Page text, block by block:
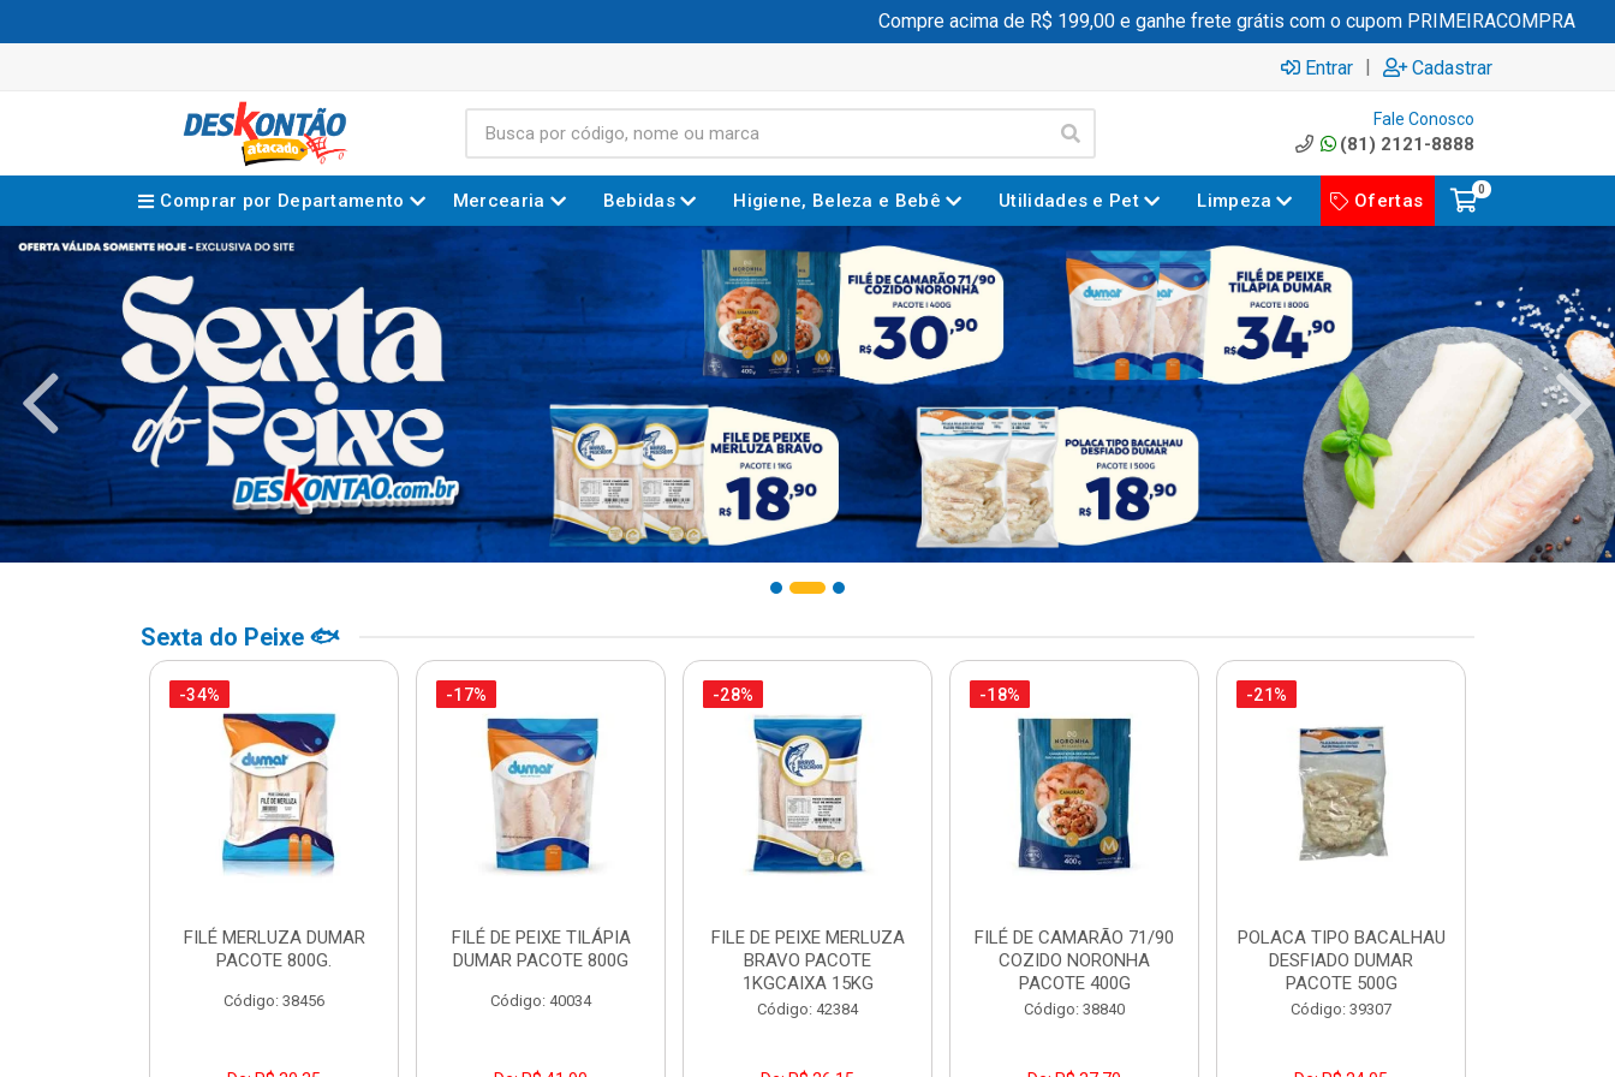
Compre acima de R$ 199,00 e ganhe frete grátis com o cupom PRIMEIRACOMPRA
Entrar | Cadastrar
Fale Conosco
(81) 2121-8888
Comprar por Departamento Mercearia Bebidas Higiene, Beleza e Bebê Utilidades e Pet Limpeza Ofertas
0
Sexta do Peixe 🐟
-34%
FILÉ MERLUZA DUMAR
PACOTE 800G.
Código: 38456
-17%
FILÉ DE PEIXE TILÁPIA
DUMAR PACOTE 800G
Código: 40034
-28%
FILE DE PEIXE MERLUZA
BRAVO PACOTE
1KGCAIXA 15KG
Código: 42384
-18%
FILÉ DE CAMARÃO 71/90
COZIDO NORONHA
PACOTE 400G
Código: 38840
-21%
POLACA TIPO BACALHAU
DESFIADO DUMAR
PACOTE 500G
Código: 39307